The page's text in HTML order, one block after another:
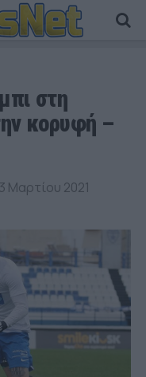
στη
κορυφή –
3 Μαρτίου 2021